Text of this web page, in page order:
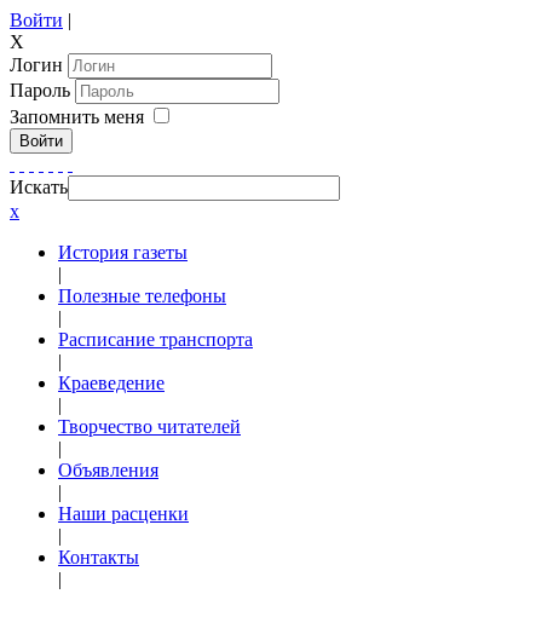
Войти |
X
Логин
Пароль
Запомнить меня
Войти
Искать
x
История газеты
|
Полезные телефоны
|
Расписание транспорта
|
Краеведение
|
Творчество читателей
|
Объявления
|
Наши расценки
|
Контакты
|